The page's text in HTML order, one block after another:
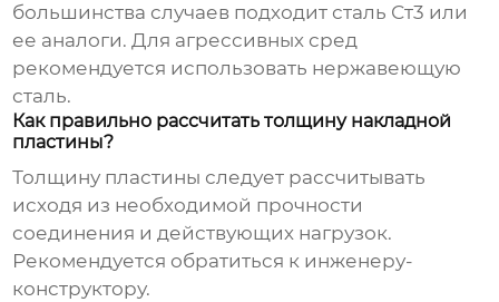
большинства случаев подходит сталь Ст3 или
ее аналоги. Для агрессивных сред
рекомендуется использовать нержавеющую
сталь.
Как правильно рассчитать толщину накладной
пластины?
Толщину пластины следует рассчитывать
исходя из необходимой прочности
соединения и действующих нагрузок.
Рекомендуется обратиться к инженеру-
конструктору.